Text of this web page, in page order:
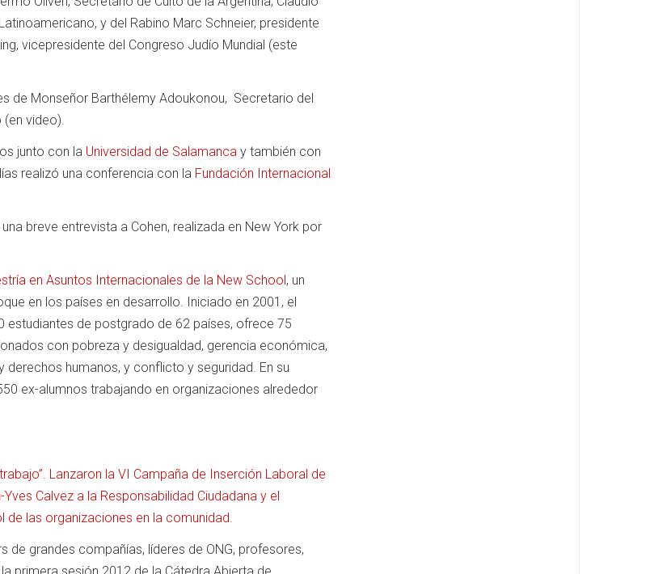
y del Rabino Marc Schneier, presidente
vicepresidente del Congreso Judío Mundial (este
de Monseñor Barthélemy Adoukonou, Secretario del
(en video).
junto con la Universidad de Salamanca y también con
realizó una conferencia con la Fundación Internacional
breve entrevista a Cohen, realizada en New York por
en Asuntos Internacionales de la New School, un
en los países en desarrollo. Iniciado en 2001, el
estudiantes de postgrado de 62 países, ofrece 75
con pobreza y desigualdad, gerencia económica,
derechos humanos, y conflicto y seguridad. En su
ex-alumnos trabajando en organizaciones alrededor
Lanzaron la VI Campaña de Inserción Laboral de
Calvez a la Responsabilidad Ciudadana y el
de las organizaciones en la comunidad.
de grandes compañías, líderes de ONG, profesores,